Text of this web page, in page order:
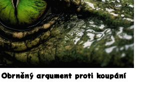
argument proti koupání